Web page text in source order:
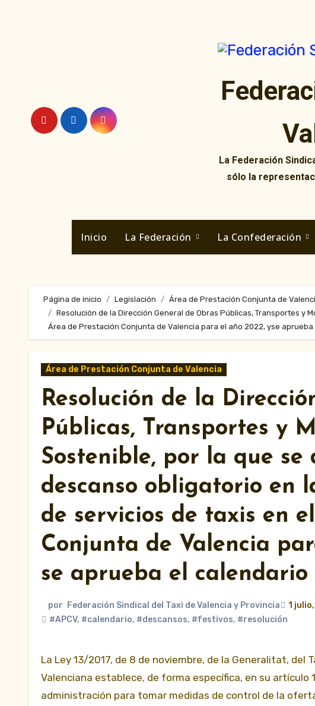
La Federación
sólo la
Inicio La Federación La Confederación
Página de inicio Legislación
Área de Prestación Conjunta de
Resolución de la Dirección General de Obras Públicas, Transportes
Área de Prestación Conjunta de Valencia para el año 2022, yse
Área de Prestación Conjunta de Valencia
Resolución de la
Públicas, Transportes y
Sostenible, por la que
descanso obligatorio en
de servicios de taxis en
Conjunta de Valencia
se aprueba el calendario
por Federación Sindical del Taxi de Valencia y Provincia
1
#APCV, #calendario, #descansos, #festivos, #resolución
La Ley 13/2017, de 8 de noviembre, de la Generalitat, del
Valenciana establece, de forma específica, en su artículo
administración para tomar medidas de control de la